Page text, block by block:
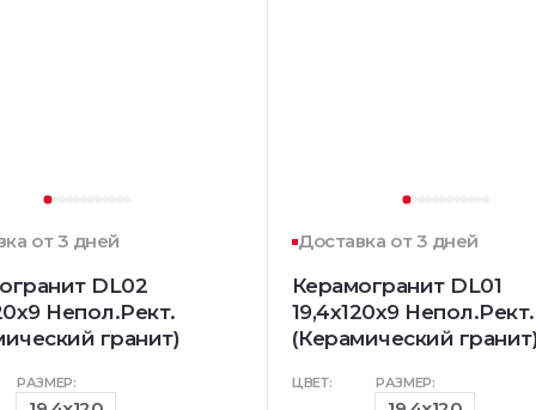
от 3 дней
DL02
Непол.Рект.
гранит)
РАЗМЕР:
Доставка от 3 дней
Керамогранит DL01
19,4х120х9 Непол.Рект.
(Керамический
ЦВЕТ: РАЗМЕР: